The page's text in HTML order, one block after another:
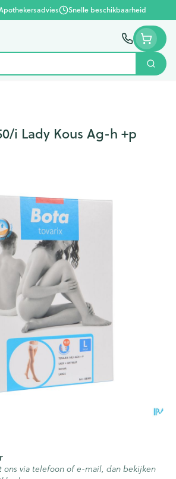
Snelle beschikbaarheid
Zoek
i Lady Kous Ag-h +p
ons via telefoon of e-mail, dan bekijken